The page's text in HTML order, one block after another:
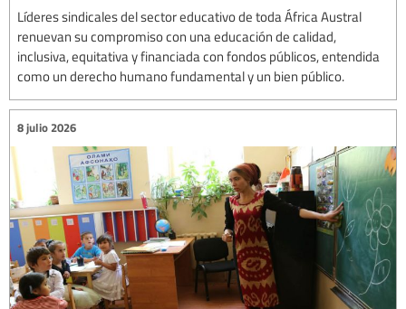
Líderes sindicales del sector educativo de toda África Austral
renuevan su compromiso con una educación de calidad,
inclusiva, equitativa y financiada con fondos públicos, entendida
como un derecho humano fundamental y un bien público.
8 julio 2026